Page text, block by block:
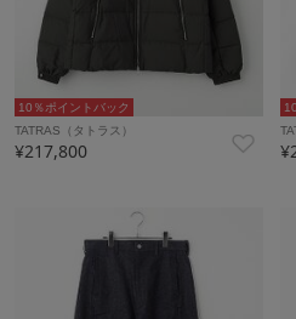
10％ポイントバック
TATRAS（タトラス）
¥217,800